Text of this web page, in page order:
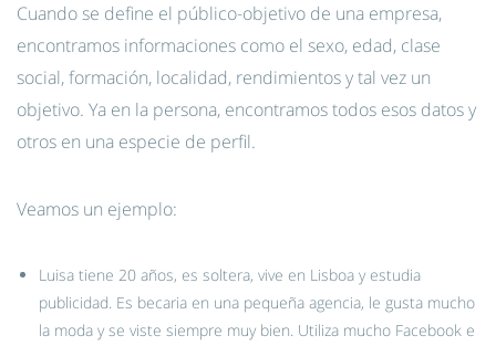
Cuando se define el público-objetivo de una empresa,
encontramos informaciones como el sexo, edad, clase
social, formación, localidad, rendimientos y tal vez un
objetivo. Ya en la persona, encontramos todos esos datos y
otros en una especie de perfil.
Veamos un ejemplo:
Luisa tiene 20 años, es soltera, vive en Lisboa y estudia
publicidad. Es becaria en una pequeña agencia, le gusta mucho
la moda y se viste siempre muy bien. Utiliza mucho Facebook e